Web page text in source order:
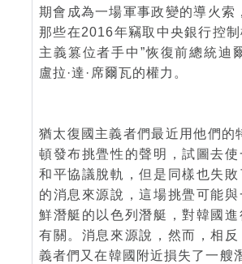
期會成為一場軍事政變的導火索
那些在2016年竊取中央銀行控制
主義篡位者手中”恢復前總統迪
盧拉·達·席爾瓦的權力。
猶太復國主義者們最近用他們的
頓發布挑舋性的聲明，試圖去
和平協議脫軌，但是同樣也失
的消息來源說，這場挑舋可能
鮮潛艇的以色列潛艇，對韓國
有關。消息來源說，然而，相
義者們又在韓國附近損失了一艘